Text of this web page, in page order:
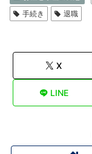
手続き
退職
X
LINE